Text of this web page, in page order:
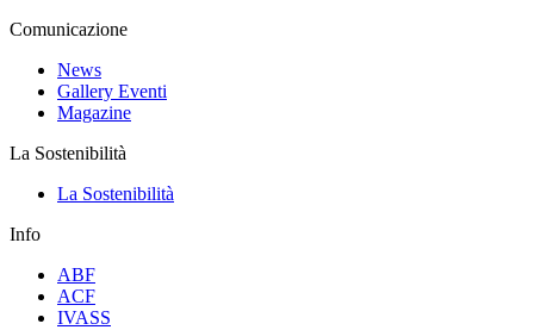
Comunicazione
News
Gallery Eventi
Magazine
La Sostenibilità
La Sostenibilità
Info
ABF
ACF
IVASS